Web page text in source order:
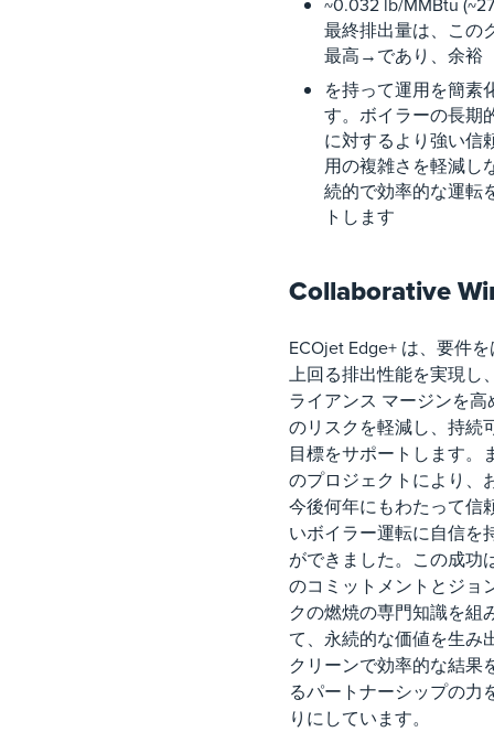
最終排出量は、この
最高→であり、余裕
を持って運用を簡素
す。ボイラーの長期
に対するより強い
用の複雑さを軽減し
続的で効率的な運転
トします
Collaborative
ECOjet Edge+ は、要件
上回る排出性能を実現し
ライアンス マージンを高
のリスクを軽減し、持続
目標をサポートします。
のプロジェクトにより、
今後何年にもわたって信
いボイラー運転に自信を
ができました。この成功
のコミットメントとジョ
クの燃焼の専門知識を組
て、永続的な価値を生み
クリーンで効率的な結果
るパートナーシップの力
りにしています。